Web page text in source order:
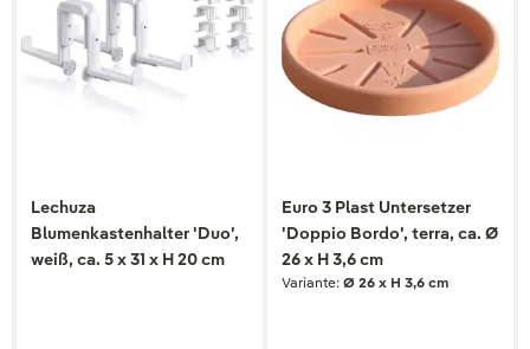
Lechuza
Blumenkastenhalter 'Duo',
weiß, ca. 5 x 31 x H 20 cm
Euro 3 Plast Untersetzer
'Doppio Bordo', terra, ca. Ø
26 x H 3,6 cm
Variante: Ø 26 x H 3,6 cm